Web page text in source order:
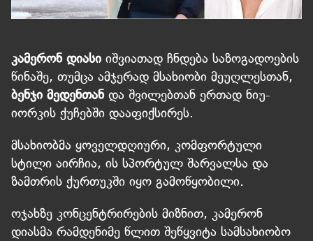
კამერონ დიასი იშვიათად ჩნდება საზოგადოების
წინაშე, თუმცა ამჯერად მსახიობი მეუღლესთან,
ბენჯი მედენთანდა შვილებთან ერთად ნიუ-
იორკის ქუჩებში დააფიქსირეს.
მსახიობმა ყოველდღიური, კომფორტული
სტილი აირჩია, ის სპორტულ შარვალსა და
ზამთრის ქურთუკში იყო გამოწყობილი.
ოჯახზე კონცენტრირების მიზნით, კამერონ
დიასმა რამდენიმე წლით შეწყვიტა სამსახიობო